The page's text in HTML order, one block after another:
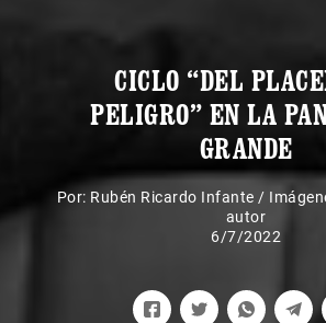
CICLO “DEL
PELIGRO” EN LA
GRANDE
Por: Rubén Ricardo Infante /
autor
6/7/2022